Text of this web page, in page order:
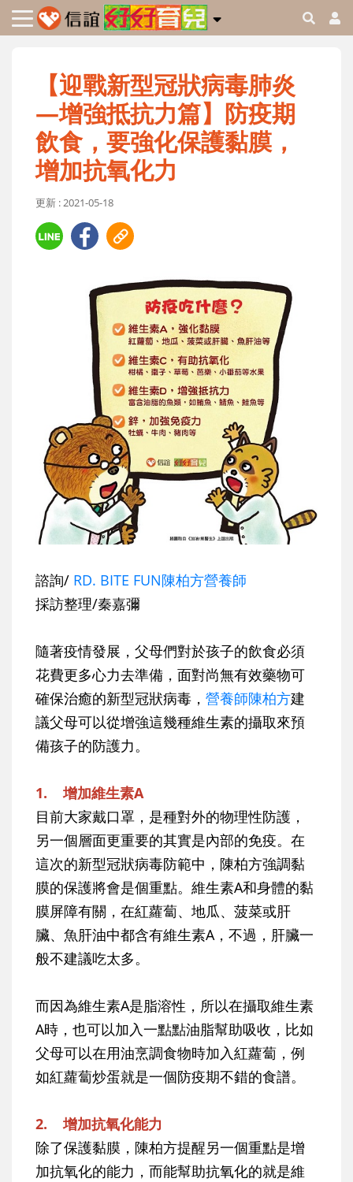
【迎戰新型冠狀病毒肺炎
—增強抵抗力篇】防疫期
飲食，要強化保護黏膜，
增加抗氧化力
更新 : 2021-05-18
諮詢/ RD. BITE FUN陳柏方營養師
採訪整理/秦嘉彌
隨著疫情發展，父母們對於孩子的飲食必須
花費更多心力去準備，面對尚無有效藥物可
確保治癒的新型冠狀病毒， 營養師陳柏方建
議父母可以從增強這幾種維生素的攝取來預
備孩子的防護力。
1. 增加維生素A
目前大家戴口罩，是種對外的物理性防護，
另一個層面更重要的其實是內部的免疫。在
這次的新型冠狀病毒防範中，陳柏方強調黏
膜的保護將會是個重點。維生素A和身體的黏
膜屏障有關，在紅蘿蔔、地瓜、菠菜或肝
臟、魚肝油中都含有維生素A，不過，肝臟一
般不建議吃太多。
而因為維生素A是脂溶性，所以在攝取維生素
A時，也可以加入一點點油脂幫助吸收，比如
父母可以在用油烹調食物時加入紅蘿蔔，例
如紅蘿蔔炒蛋就是一個防疫期不錯的食譜。
2. 增加抗氧化能力
除了保護黏膜，陳柏方提醒另一個重點是增
加抗氧化的能力，而能幫助抗氧化的就是維